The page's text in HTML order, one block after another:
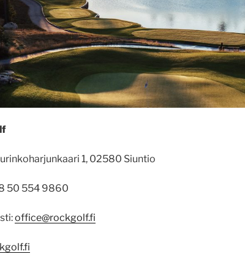
1, 02580 Siuntio
50 554 9860
office@rockgolf.fi